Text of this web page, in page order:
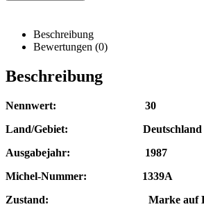
Beschreibung
Bewertungen (0)
Beschreibung
Nennwert: 30
Land/Gebiet: Deutschland
Ausgabejahr: 1987
Michel-Nummer: 1339A
Zustand: Marke auf